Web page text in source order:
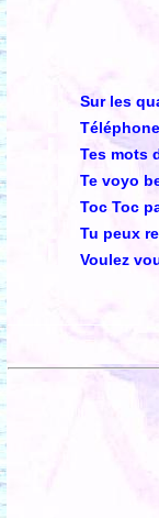
Sur les
Téléphone
Tes mots
Te voyo
Toc Toc
Tu peux
Voulez